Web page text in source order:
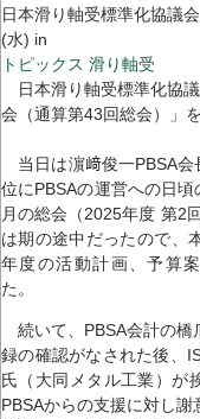
日本滑り軸受標準化協議
(水) in
トピックス 滑り軸受
日本滑り軸受標準化協
会（通算第43回総会）」
当日は濵﨑俊一PBSA会
位にPBSAの運営への日
月の総会（2025年度 第2
は期の途中だったので、
年度の活動計画、予算
た。
続いて、PBSA会計の橋
録の確認がなされた後、
氏（大同メタル工業）が
PBSAからの支援に対し